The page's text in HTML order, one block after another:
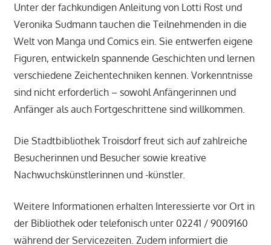
Unter der fachkundigen Anleitung von Lotti Rost und
Veronika Sudmann tauchen die Teilnehmenden in die
Welt von Manga und Comics ein. Sie entwerfen eigene
Figuren, entwickeln spannende Geschichten und lernen
verschiedene Zeichentechniken kennen. Vorkenntnisse
sind nicht erforderlich – sowohl Anfängerinnen und
Anfänger als auch Fortgeschrittene sind willkommen.
Die Stadtbibliothek Troisdorf freut sich auf zahlreiche
Besucherinnen und Besucher sowie kreative
Nachwuchskünstlerinnen und -künstler.
Weitere Informationen erhalten Interessierte vor Ort in
der Bibliothek oder telefonisch unter 02241 / 9009160
während der Servicezeiten. Zudem informiert die